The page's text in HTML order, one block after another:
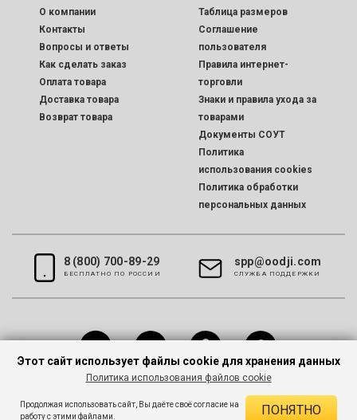
O компании
Контакты
Вопросы и ответы
Как сделать заказ
Оплата товара
Доставка товара
Возврат товара
Таблица размеров
Соглашение
пользователя
Правила интернет-
торговли
Знаки и правила ухода за
товарами
Документы СОУТ
Политика
использования cookies
Политика обработки
персональных данных
8 (800) 700-89-29
БЕСПЛАТНО ПО РОССИИ
spp@oodji.com
CЛУЖБА ПОДДЕРЖКИ
Этот сайт использует файлы cookie для хранения данных
Политика использования файлов cookie
Продолжая использовать сайт, Вы даёте своё согласие на
работу с этими файлами.
ПОНЯТНО